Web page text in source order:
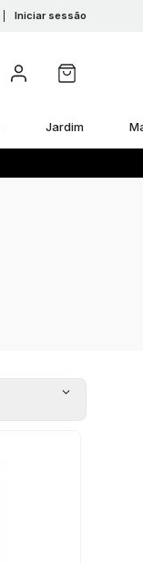
Iniciar sessão
Jardim